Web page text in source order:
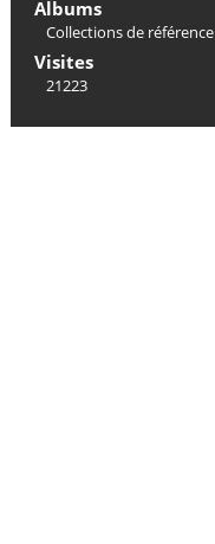
Albums
Collections de référence
Visites
21223